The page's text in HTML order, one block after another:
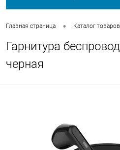
Главная страница • Каталог товаров
Гарнитура
черная
Сегодня
Оплачивайте сегодня